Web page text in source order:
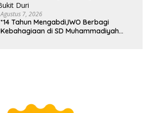
Agustus 7, 2026
*14 Tahun Mengabdi,IWO Berbagi
Kebahagiaan di SD Muhammadiyah